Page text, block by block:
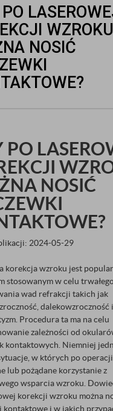
WZROKU
NOSIĆ
PO
NOSIĆ
2024-05-29
korekcja wzroku jest
stosowanym w celu
wad refrakcji takich jak
dalekowzroczność i
Procedura ta ma na celu
zależności od
kontaktowych. Niemniej
w których po operacji
lub pożądane korzystanie z
wsparcia wzroku.
korekcji wzroku można
kontaktowe i w jakich